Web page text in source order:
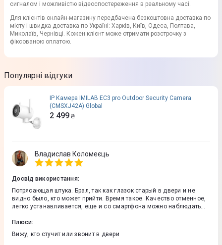
сигналом і можливістю відеоспостереження в реальному часі.
Для клієнтів онлайн-магазину передбачена безкоштовна доставка по
місту і швидка доставка по Україні: Харків, Київ, Одеса, Полтава,
Миколаїв, Чернівці. Кожен клієнт може отримати розстрочку з
фіксованою оплатою.
Популярні відгуки
IP Камера IMILAB EC3 pro Outdoor Security Camera
(CMSXJ42A) Global
2 499 ₴
Владислав Коломеєць
Досвід використання:
Потрясающая штука. Брал, так как глазок старый в двери и не
видно было, кто может прийти. Время такое. Качество отменное,
легко устанавливается, еще и со смартфона можно наблюдать
Плюси:
Вижу, кто стучит или звонит в двери